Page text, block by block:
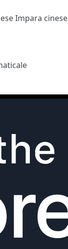
Impara cinese